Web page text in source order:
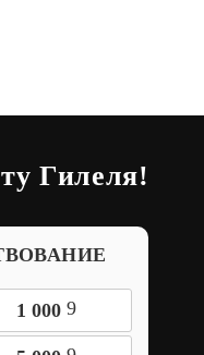
Гилеля!
1 000 9